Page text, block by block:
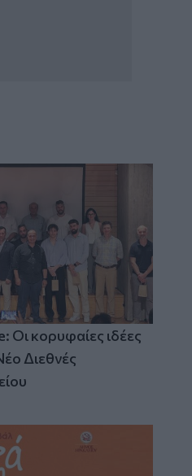
Οι κορυφαίες ιδέες
Διεθνές